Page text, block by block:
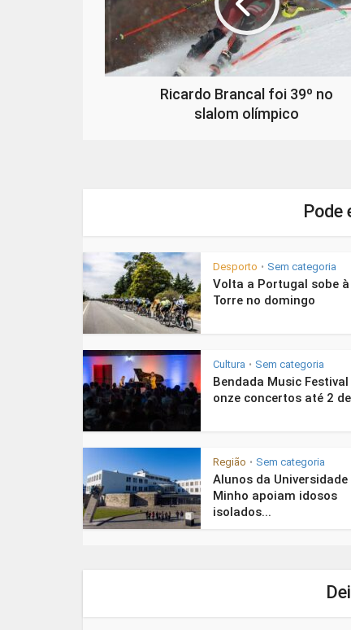
Ricardo Brancal foi 39º no
slalom olímpico
Pode
Desporto • Sem categoria
Volta a Portugal sobe à
Torre no domingo
Cultura • Sem categoria
Bendada Music
onze concertos até 2
Região • Sem categoria
Alunos da Universidade
Minho apoiam idosos
isolados...